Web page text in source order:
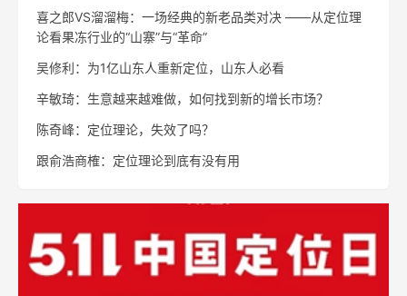
喜之郎VS溜溜梅：一场经典的新老品类对决 ——从定位理
论看果冻行业的“山寨”与“革命”
吴修利：为1亿山东人重新定位，山东人必看
辛敏琦：生意越来越难做，如何找到新的增长市场？
陈奇峰：定位理论，失效了吗？
跟俞浩商榷：定位理论到底有没有用